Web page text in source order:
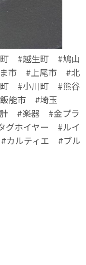
#越生町 #鳩山
市 #上尾市 #北
#小川町 #熊谷
能市 #埼玉
#楽器 #金プラ
ホイヤー #ルイ
ルティエ #ブル